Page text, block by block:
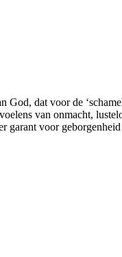
dat voor de
van onmacht,
voor